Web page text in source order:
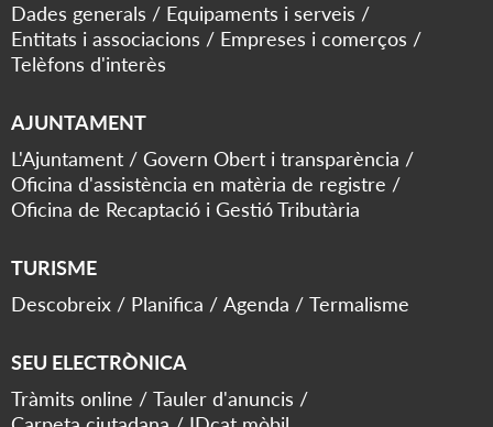
Dades generals
Equipaments i serveis
Entitats i associacions
Empreses i comerços
Telèfons d'interès
AJUNTAMENT
L'Ajuntament
Govern Obert i transparència
Oficina d'assistència en matèria de registre
Oficina de Recaptació i Gestió Tributària
TURISME
Descobreix
Planifica Agenda Termalisme
SEU ELECTRÒNICA
Tràmits online
Tauler d'anuncis